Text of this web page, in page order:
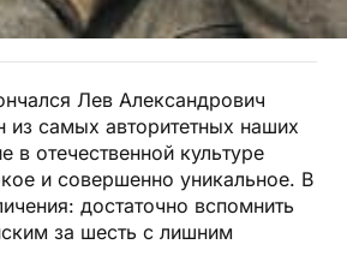
Лев Александрович
из самых авторитетных наших
в отечественной культуре
и совершенно уникальное. В
достаточно вспомнить
за шесть с лишним